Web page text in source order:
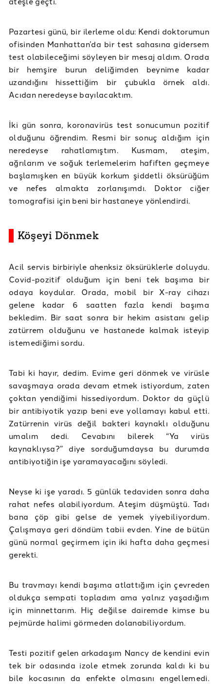
Pazartesi günü, bir ilerleme oldu: Kendi doktorumun
ofisinden Manhattan’da bir test sahasına gidersem
test olabileceğimi söyleyen bir mesaj aldım. Orada
bir hemşire burun deliğimden beynime kadar
uzandığını hissettiğim bir çubukla örnek aldı.
Acıdan neredeyse bayılacaktım.
İki gün sonra, koronavirüs test sonucumun pozitif
olduğunu öğrendim. Resmi bir sonuç aldığım için
neredeyse rahatlamıştım. Kusmam, ateşim,
ağrılarım ve soğuk terlemelerim hafiften geçmeye
başlamışken en büyük korkum şiddetli öksürüğüm
ve nefes almakta zorlanışımdı. Doktor ciğer
tomografisi için beni bir hastaneye yönlendirdi.
Köşeyi Dönmek
Acil servis birbiriyle ahenksiz öksürüklerle doluydu.
Covid-pozitif olduğum için beni tek başıma bir
odaya koydular. Orada, mobil bir X-ray cihazı
gelene kadar 6 saatten fazla kendi başıma
bekledim. Bir saat sonra bir hekim asistanı gelip
zatürrem olduğunu ve hastanede kalmak isteyip
istemediğimi sordu.
Tabi ki hayır, dedim. Evime geri dönmek ve virüsle
savaşmaya orada devam etmek istiyordum, zaten
çoktan yendiğimi hissediyordum. Doktor da güçlü
bir antibiyotik yazıp beni eve yollamayı kabul etti.
Zatürrenin virüs değil bakteri kaynaklı olduğunu
umalım dedi. Cevabını bilerek “Ya virüs
kaynaklıysa?” diye sorduğumdaysa bu durumda
antibiyotiğin işe yaramayacağını söyledi.
Neyse ki işe yaradı. 5 günlük tedaviden sonra daha
rahat nefes alabiliyordum. Ateşim düşmüştü. Tadı
bana çöp gibi gelse de yemek yiyebiliyordum.
Çalışmaya geri döndüm tabii evden. Yine de bütün
günü normal geçirmem için iki hafta daha geçmesi
gerekti.
Bu travmayı kendi başıma atlattığım için çevreden
oldukça sempati topladım ama yalnız yaşadığım
için minnettarım. Hiç değilse dairemde kimse bu
pejmürde halimi görmeden dolanabiliyordum.
Testi pozitif gelen arkadaşım Nancy de kendini evin
tek bir odasında izole etmek zorunda kaldı ki bu
bile kocasının da enfekte olmasını engellemedi.